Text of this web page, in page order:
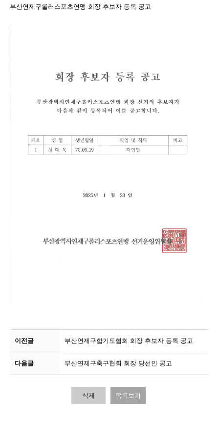
부산연제구롤러스포츠연맹 회장 후보자 등록 공고
이전글 부산연제구합기도협회 회장 후보자 등록 공고
다음글 부산연제구축구협회 회장 당선인 공고
삭제 목록보기